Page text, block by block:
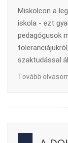
Miskolcon a
iskola - ezt
pedagógusok
szaktudással
Tovább